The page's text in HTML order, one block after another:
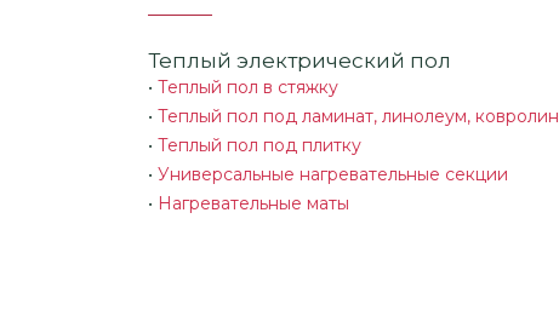
Теплый электрический пол
• Теплый пол в стяжку
• Теплый пол под ламинат, линолеум, ковролин
• Теплый пол под плитку
• Универсальные нагревательные секции
• Нагревательные маты